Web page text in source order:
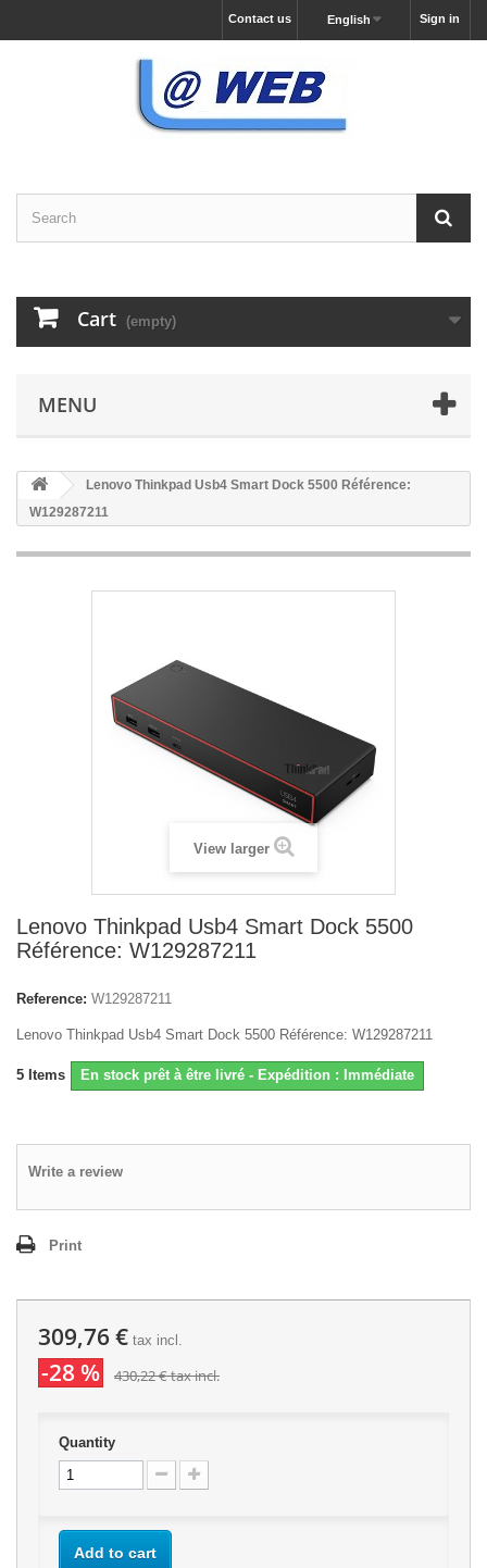
Sign in
English
Contact us
Cart (empty)
MENU
Lenovo Thinkpad Usb4 Smart Dock 5500 Référence:
W129287211
View larger
Lenovo Thinkpad Usb4 Smart Dock 5500
Référence: W129287211
Reference: W129287211
Lenovo Thinkpad Usb4 Smart Dock 5500 Référence: W129287211
5 Items En stock prêt à être livré - Expédition : Immédiate
Write a review
Print
309,76 € tax incl.
-28 % 430,22 €tax incl.
Quantity
Add to cart